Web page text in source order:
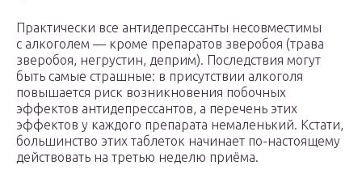
Практически все антидепрессанты несовместимы
с алкоголем — кроме препаратов зверобоя (трава
зверобоя, негрустин, деприм). Последствия могут
быть самые страшные: в присутствии алкоголя
повышается риск возникновения побочных
эффектов антидепрессантов, а перечень этих
эффектов у каждого препарата немаленький. Кстати,
большинство этих таблеток начинает по-настоящему
действовать на третью неделю приёма.